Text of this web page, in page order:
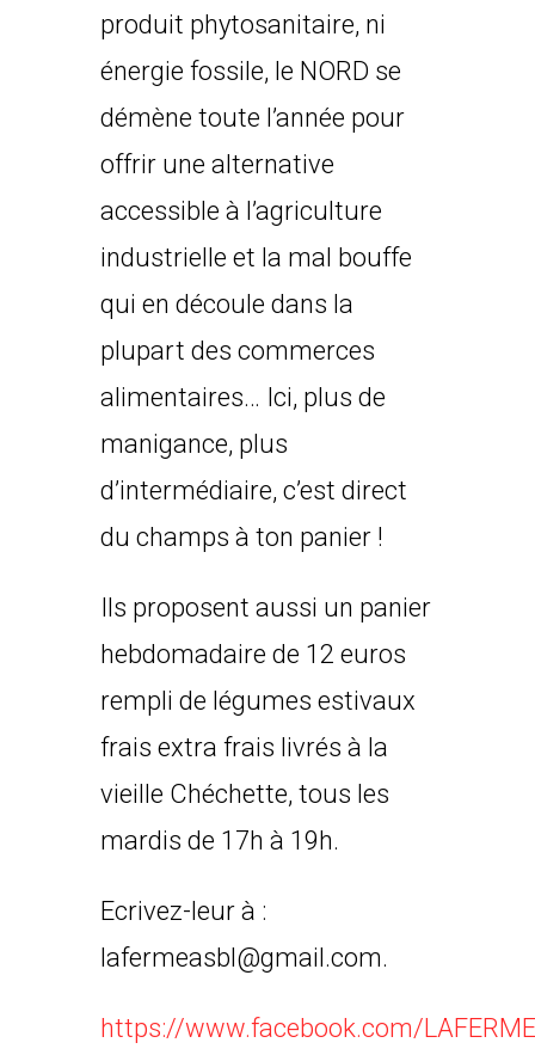
produit phytosanitaire, ni
énergie fossile, le NORD se
démène toute l’année pour
offrir une alternative
accessible à l’agriculture
industrielle et la mal bouffe
qui en découle dans la
plupart des commerces
alimentaires… Ici, plus de
manigance, plus
d’intermédiaire, c’est direct
du champs à ton panier !
Ils proposent aussi un panier
hebdomadaire de 12 euros
rempli de légumes estivaux
frais extra frais livrés à la
vieille Chéchette, tous les
mardis de 17h à 19h.
Ecrivez-leur à :
lafermeasbl@gmail.com.
https://www.facebook.com/